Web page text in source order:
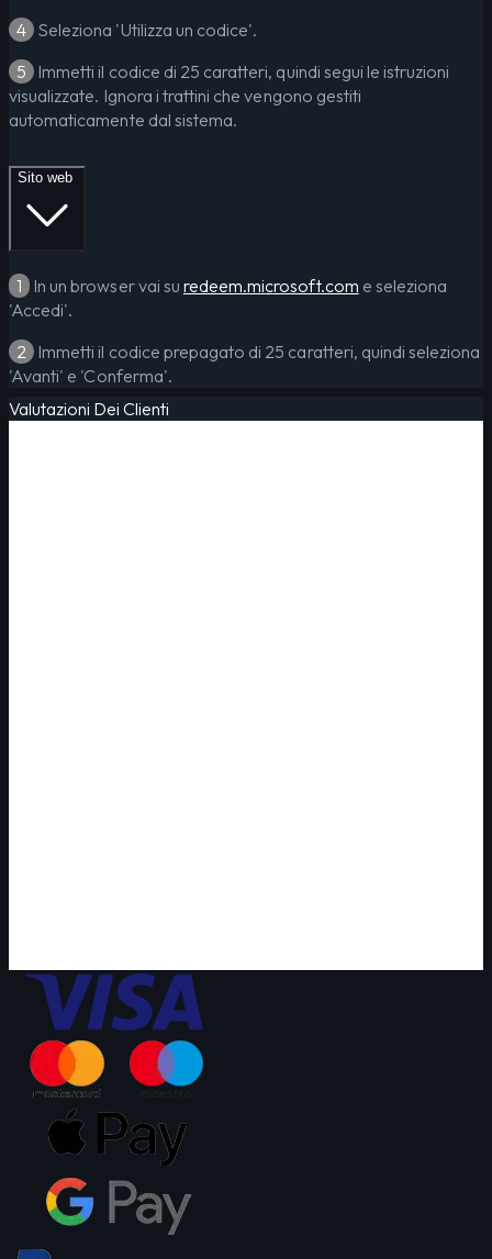
4 Seleziona 'Utilizza un codice'.
5 Immetti il codice di 25 caratteri, quindi segui le istruzioni
visualizzate. Ignora i trattini che vengono gestiti
automaticamente dal sistema.
Sito web
1 In un browser vai su redeem.microsoft.com e seleziona
'Accedi'.
2 Immetti il codice prepagato di 25 caratteri, quindi seleziona
'Avanti' e 'Conferma'.
Valutazioni Dei Clienti